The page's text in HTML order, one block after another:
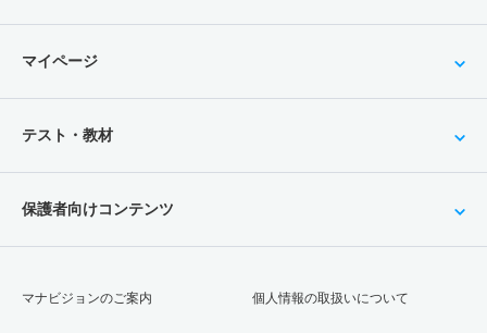
マイページ
テスト・教材
保護者向けコンテンツ
マナビジョンのご案内 個人情報の取扱いについて